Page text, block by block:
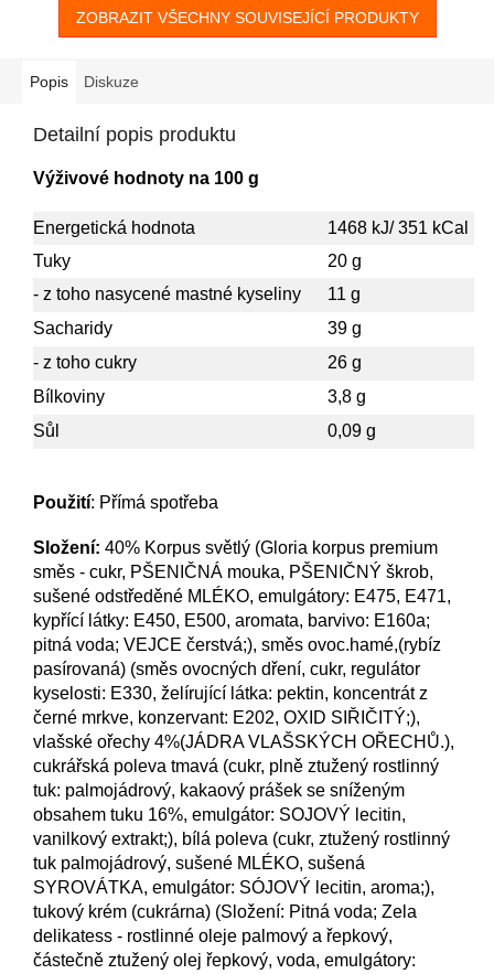
ZOBRAZIT VŠECHNY SOUVISEJÍCÍ PRODUKTY
Popis Diskuze
Detailní popis produktu
Výživové hodnoty na 100 g
Energetická hodnota
1468 kJ/ 351 kCal
Tuky
20 g
- z toho nasycené mastné kyseliny
11 g
Sacharidy
39 g
- z toho cukry
26 g
Bílkoviny
3,8 g
Sůl
0,09 g
Použití: Přímá spotřeba
Složení: 40% Korpus světlý (Gloria korpus premium
směs - cukr, PŠENIČNÁ mouka, PŠENIČNÝ škrob,
sušené odstředěné MLÉKO, emulgátory: E475, E471,
kypřící látky: E450, E500, aromata, barvivo: E160a;
pitná voda; VEJCE čerstvá;), směs ovoc.hamé,(rybíz
pasírovaná) (směs ovocných dření, cukr, regulátor
kyselosti: E330, želírující látka: pektin, koncentrát z
černé mrkve, konzervant: E202, OXID SIŘIČITÝ;),
vlašské ořechy 4%(JÁDRA VLAŠSKÝCH OŘECHŮ.),
cukrářská poleva tmavá (cukr, plně ztužený rostlinný
tuk: palmojádrový, kakaový prášek se sníženým
obsahem tuku 16%, emulgátor: SOJOVÝ lecitin,
vanilkový extrakt;), bílá poleva (cukr, ztužený rostlinný
tuk palmojádrový, sušené MLÉKO, sušená
SYROVÁTKA, emulgátor: SÓJOVÝ lecitin, aroma;),
tukový krém (cukrárna) (Složení: Pitná voda; Zela
delikatess - rostlinné oleje palmový a řepkový,
částečně ztužený olej řepkový, voda, emulgátory: